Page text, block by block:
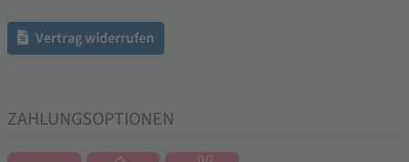
Vertrag widerrufen
ZAHLUNGSOPTIONEN